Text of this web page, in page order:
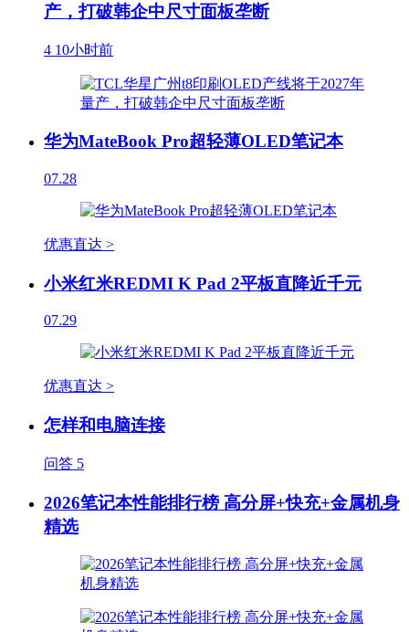
产，打破韩企中尺寸面板垄断
4 10小时前
华为MateBook Pro超轻薄OLED笔记本
07.28
优惠直达 >
小米红米REDMI K Pad 2平板直降近千元
07.29
优惠直达 >
怎样和电脑连接
问答 5
2026笔记本性能排行榜 高分屏+快充+金属机身
精选